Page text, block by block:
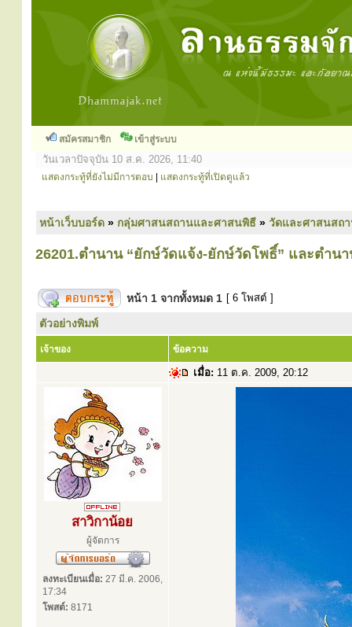
สมัครสมาชิก เข้าสู่ระบบ
วันเวลาปัจจุบัน 10 ส.ค. 2026, 11:40
แสดงกระทู้ที่ยังไม่มีการตอบ แสดงกระทู้ที่เปิดดูแล้ว
หน้าเว็บบอร์ด » กลุ่มศาสนสถานและศาสนพิธี » วัดและศาสนสถ
26201.ตำนาน “ยักษ์วัดแจ้ง-ยักษ์วัดโพธิ์” และตำนา
หน้า 1 จากทั้งหมด 1 [ 6 โพสต์ ]
ตัวอย่างพิมพ์
เจ้าของ ข้อความ
เมื่อ: 11 ต.ค. 2009, 20:12
สาวิกาน้อย
ผู้จัดการ
ลงทะเบียนเมื่อ: 27 มี.ค. 2006,
17:34
โพสต์: 8171